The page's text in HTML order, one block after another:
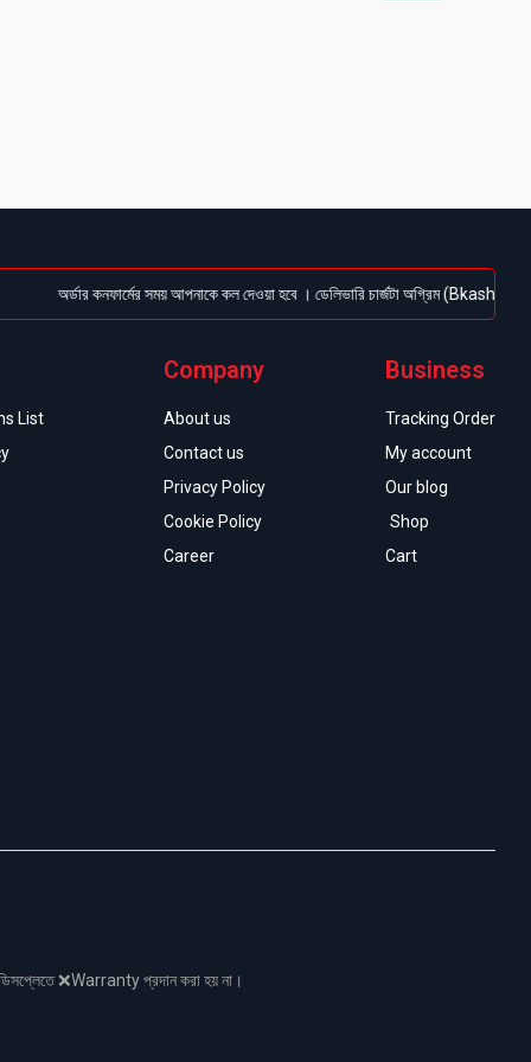
অর্ডার কনফার্মের সময় আপনাকে কল দেওয়া হবে । ডেলিভারি চার্জটা অগ্রিম (Bkash/Nagad:
List
Company
About us
Contact us
Privacy Policy
Cookie Policy
Career
Business
Tracking Order
My account
Our blog
Shop
Cart
❌Warranty প্রদান করা হয় না।